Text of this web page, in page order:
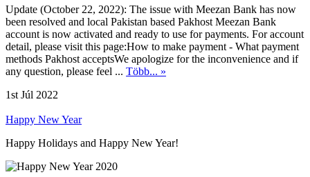
Update (October 22, 2022): The issue with Meezan Bank has now
been resolved and local Pakistan based Pakhost Meezan Bank
account is now activated and ready to use for payments. For account
detail, please visit this page:How to make payment - What payment
methods Pakhost acceptsWe apologize for the inconvenience and if
any question, please feel ... Több... »
1st Júl 2022
Happy New Year
Happy Holidays and Happy New Year!